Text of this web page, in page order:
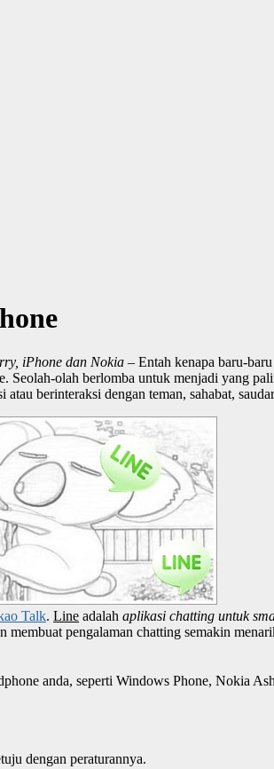
iPhone dan Nokia – Entah kenapa baru-
olah berlomba untuk menjadi yang
berinteraksi dengan teman, sahabat,
Talk.Line adalahaplikasi chatting untuk
membuat pengalaman chatting semakin
anda, seperti Windows Phone, Nokia
dengan peraturannya.